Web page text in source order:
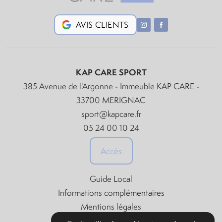
AVIS CLIENTS
KAP CARE SPORT
385 Avenue de l'Argonne - Immeuble KAP CARE -
33700 MERIGNAC
sport@kapcare.fr
05 24 00 10 24
Accès
Guide Local
Informations complémentaires
Mentions légales